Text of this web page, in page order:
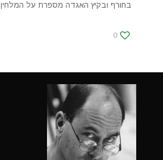
בחורף ובקיץ האגדה מספרת על המלחין
0